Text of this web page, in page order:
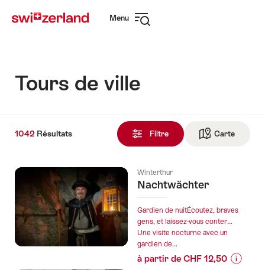
sur
rapide
Menu
Tours de ville
Résultats
Filtre Carte
1042 Résultats
Winterthur
Nachtwächter
Gardien de nuitÉcoutez, braves
gens, et laissez-vous conter…
Une visite nocturne avec un
gardien de...
à partir de CHF 12,50